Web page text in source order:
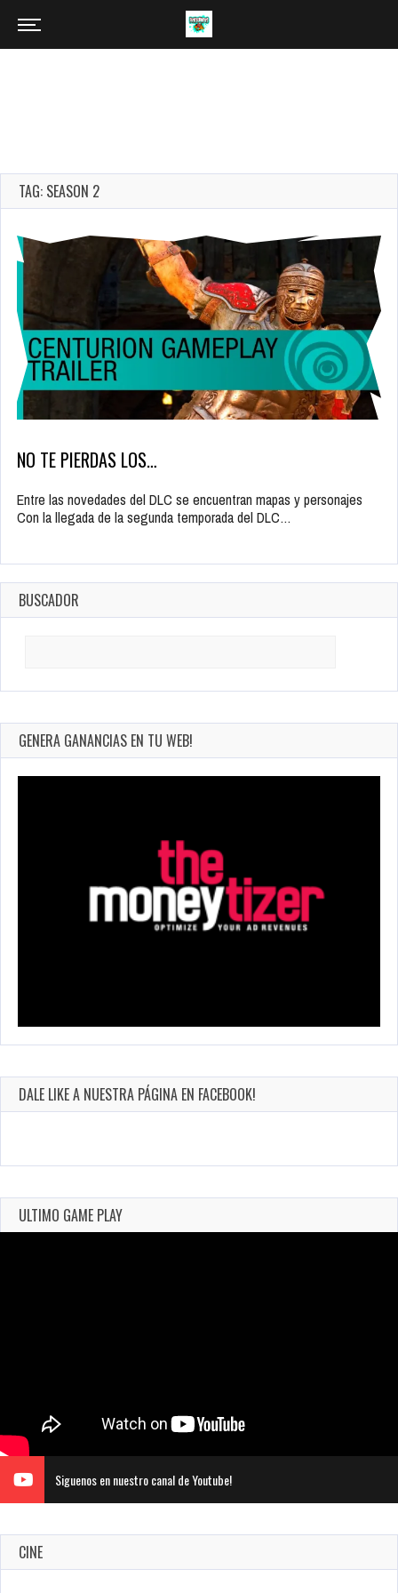
TAG: SEASON 2
NO TE PIERDAS LOS…
Entre las novedades del DLC se encuentran mapas y personajes
Con la llegada de la segunda temporada del DLC…
BUSCADOR
GENERA GANANCIAS EN TU WEB!
DALE LIKE A NUESTRA PÁGINA EN FACEBOOK!
ULTIMO GAME PLAY
Siguenos en nuestro canal de Youtube!
CINE